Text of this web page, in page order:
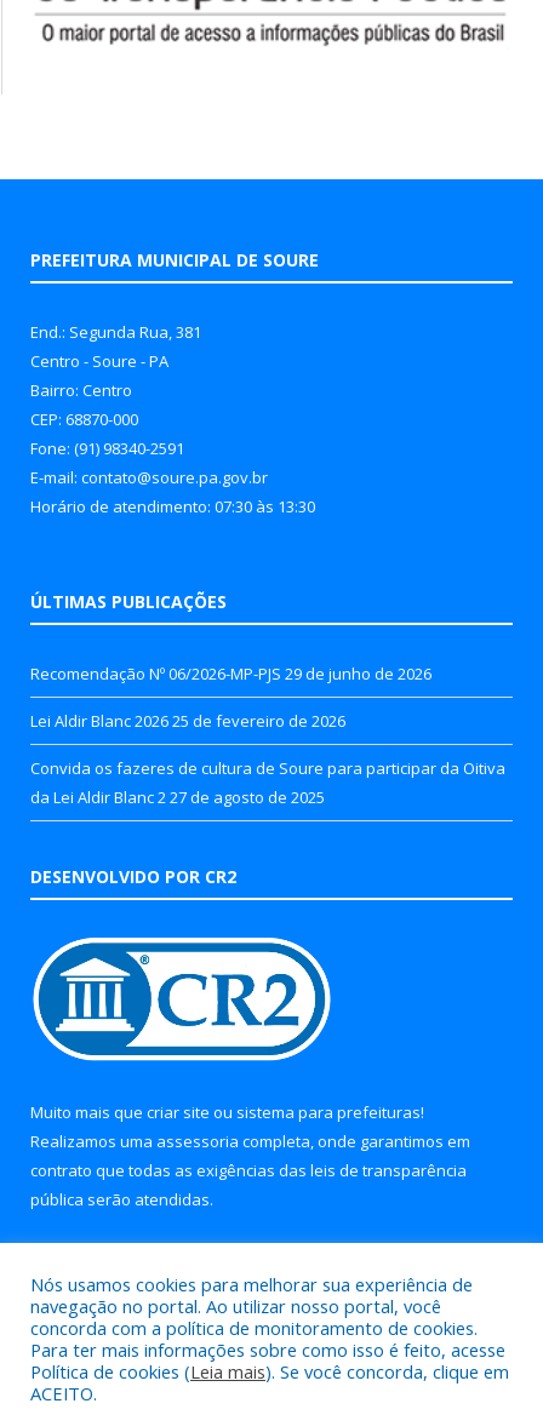
PREFEITURA MUNICIPAL DE SOURE
End.: Segunda Rua, 381
Centro - Soure - PA
Bairro: Centro
CEP: 68870-000
Fone: (91) 98340-2591
E-mail: contato@soure.pa.gov.br
Horário de atendimento: 07:30 às 13:30
ÚLTIMAS PUBLICAÇÕES
Recomendação Nº 06/2026-MP-PJS 29 de junho de 2026
Lei Aldir Blanc 202625 de fevereiro de 2026
Convida os fazeres de cultura de Soure para participar da Oitiva
da Lei Aldir Blanc 227 de agosto de 2025
DESENVOLVIDO POR CR2
Muito mais que criar site ou sistema para prefeituras!
Realizamos uma assessoria completa, onde garantimos em
contrato que todas as exigências das leis de transparência
pública serão atendidas.
Todos os direitos reservados a Prefeitura Municipal de Soure.
Nós usamos cookies para melhorar sua experiência de
navegação no portal. Ao utilizar nosso portal, você
concorda com a política de monitoramento de cookies.
Para ter mais informações sobre como isso é feito, acesse
Política de cookies (Leia mais). Se você concorda, clique em
ACEITO.